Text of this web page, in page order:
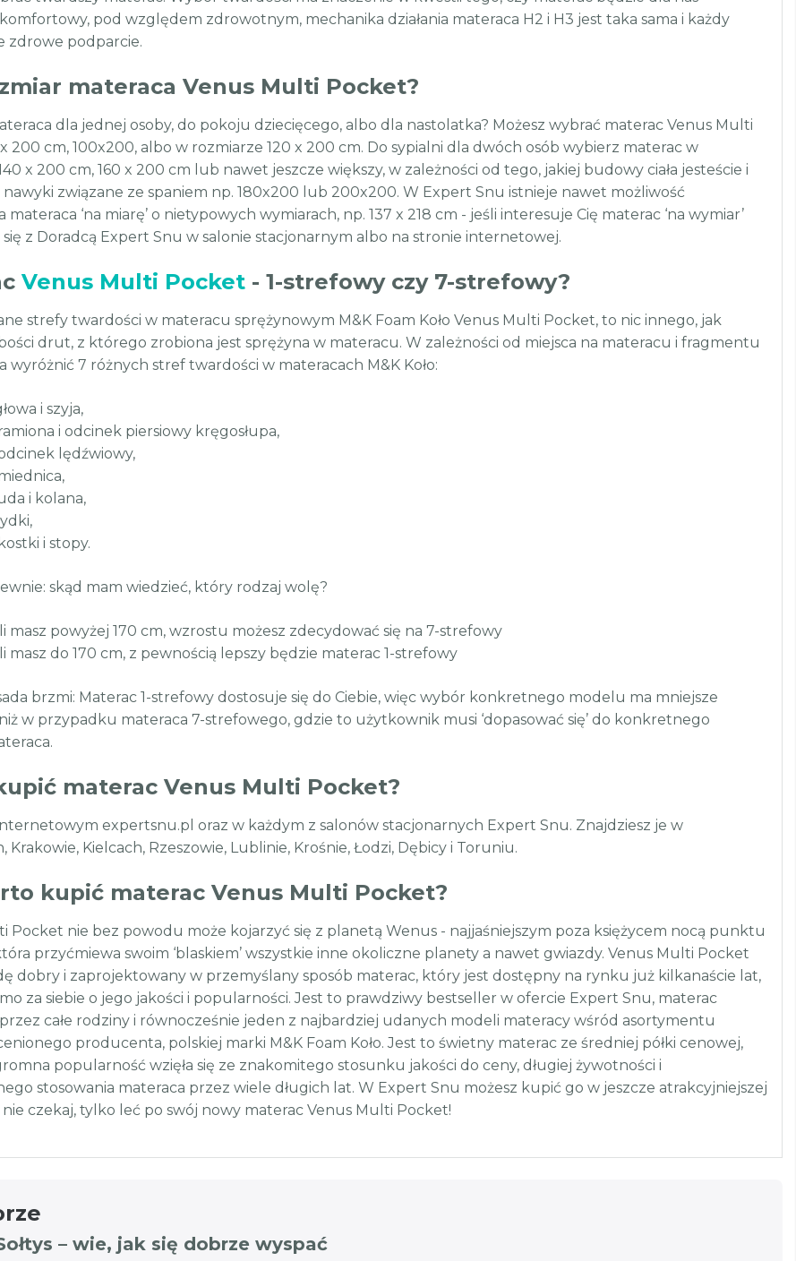
pod względem zdrowotnym, mechanika działania materaca H2 i H3 jest taka sama i każdy
zdrowe podparcie.
materaca Venus Multi Pocket?
dla jednej osoby, do pokoju dziecięcego, albo dla nastolatka? Możesz wybrać materac Venus Multi
200 cm, 100x200, albo w rozmiarze 120 x 200 cm. Do sypialni dla dwóch osób wybierz materac w
x 200 cm, 160 x 200 cm lub nawet jeszcze większy, w zależności od tego, jakiej budowy ciała jesteście i
nawyki związane ze spaniem np. 180x200 lub 200x200. W Expert Snu istnieje nawet możliwość
materaca ‘na miarę’ o nietypowych wymiarach, np. 137 x 218 cm - jeśli interesuje Cię materac ‘na wymiar’
z Doradcą Expert Snu w salonie stacjonarnym albo na stronie internetowej.
Venus Multi Pocket - 1-strefowy czy 7-strefowy?
strefy twardości w materacu sprężynowym M&K Foam Koło Venus Multi Pocket, to nic innego, jak
drut, z którego zrobiona jest sprężyna w materacu. W zależności od miejsca na materacu i fragmentu
wyróżnić 7 różnych stref twardości w materacach M&K Koło:
i szyja,
i odcinek piersiowy kręgosłupa,
lędźwiowy,
i kolana,
i stopy.
skąd mam wiedzieć, który rodzaj wolę?
masz powyżej 170 cm, wzrostu możesz zdecydować się na 7-strefowy
masz do 170 cm, z pewnością lepszy będzie materac 1-strefowy
brzmi: Materac 1-strefowy dostosuje się do Ciebie, więc wybór konkretnego modelu ma mniejsze
w przypadku materaca 7-strefowego, gdzie to użytkownik musi ‘dopasować się’ do konkretnego
materac Venus Multi Pocket?
expertsnu.pl oraz w każdym z salonów stacjonarnych Expert Snu. Znajdziesz je w
Krakowie, Kielcach, Rzeszowie, Lublinie, Krośnie, Łodzi, Dębicy i Toruniu.
kupić materac Venus Multi Pocket?
Pocket nie bez powodu może kojarzyć się z planetą Wenus - najjaśniejszym poza księżycem nocą punktu
przyćmiewa swoim ‘blaskiem’ wszystkie inne okoliczne planety a nawet gwiazdy. Venus Multi Pocket
dobry i zaprojektowany w przemyślany sposób materac, który jest dostępny na rynku już kilkanaście lat,
za siebie o jego jakości i popularności. Jest to prawdziwy bestseller w ofercie Expert Snu, materac
całe rodziny i równocześnie jeden z najbardziej udanych modeli materacy wśród asortymentu
producenta, polskiej marki M&K Foam Koło. Jest to świetny materac ze średniej półki cenowej,
popularność wzięła się ze znakomitego stosunku jakości do ceny, długiej żywotności i
stosowania materaca przez wiele długich lat. W Expert Snu możesz kupić go w jeszcze atrakcyjniejszej
nie czekaj, tylko leć po swój nowy materac Venus Multi Pocket!
– wie, jak się dobrze wyspać